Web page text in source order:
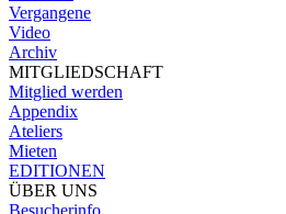
Vergangene
Video
Archiv
MITGLIEDSCHAFT
Mitglied werden
Appendix
Ateliers
Mieten
EDITIONEN
ÜBER UNS
Besucherinfo